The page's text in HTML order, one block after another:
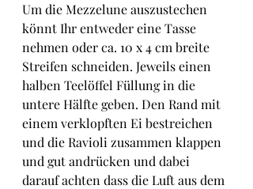
Um die Mezzelune auszustechen
könnt Ihr entweder eine Tasse
nehmen oder ca. 10 x 4 cm breite
Streifen schneiden. Jeweils einen
halben Teelöffel Füllung in die
untere Hälfte geben. Den Rand mit
einem verklopften Ei bestreichen
und die Ravioli zusammen klappen
und gut andrücken und dabei
darauf achten dass die Luft aus dem